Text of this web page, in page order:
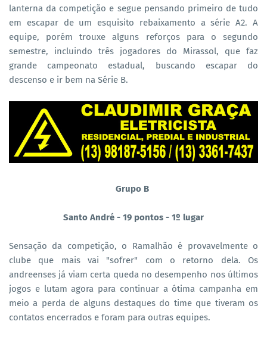
lanterna da competição e segue pensando primeiro de tudo
em escapar de um esquisito rebaixamento a série A2. A
equipe, porém trouxe alguns reforços para o segundo
semestre, incluindo três jogadores do Mirassol, que faz
grande campeonato estadual, buscando escapar do
descenso e ir bem na Série B.
Grupo B
Santo André - 19 pontos - 1º lugar
Sensação da competição, o Ramalhão é provavelmente o
clube que mais vai "sofrer" com o retorno dela. Os
andreenses já viam certa queda no desempenho nos últimos
jogos e lutam agora para continuar a ótima campanha em
meio a perda de alguns destaques do time que tiveram os
contatos encerrados e foram para outras equipes.